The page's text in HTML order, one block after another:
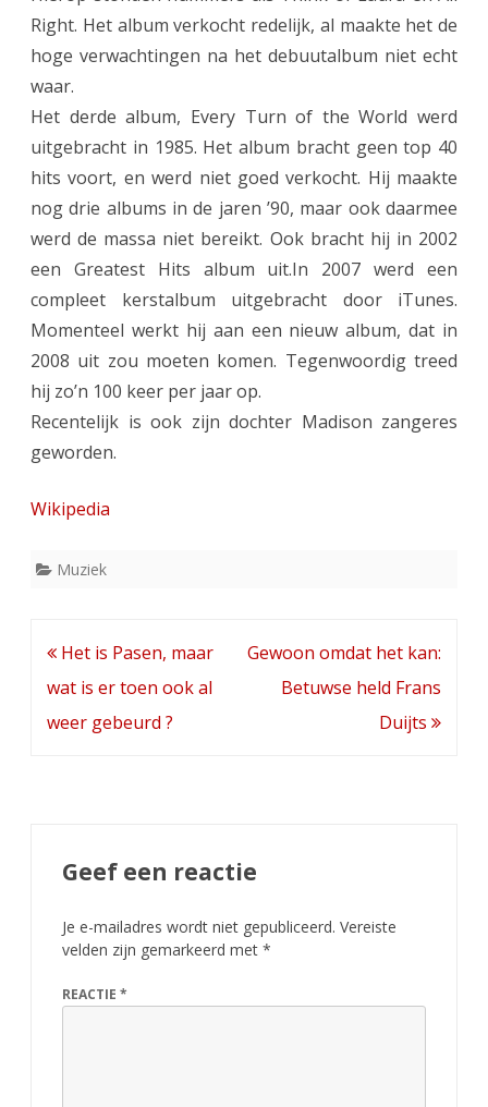
Right. Het album verkocht redelijk, al maakte het de
hoge verwachtingen na het debuutalbum niet echt
waar.
Het derde album, Every Turn of the World werd
uitgebracht in 1985. Het album bracht geen top 40
hits voort, en werd niet goed verkocht. Hij maakte
nog drie albums in de jaren ’90, maar ook daarmee
werd de massa niet bereikt. Ook bracht hij in 2002
een Greatest Hits album uit.In 2007 werd een
compleet kerstalbum uitgebracht door iTunes.
Momenteel werkt hij aan een nieuw album, dat in
2008 uit zou moeten komen. Tegenwoordig treed
hij zo’n 100 keer per jaar op.
Recentelijk is ook zijn dochter Madison zangeres
geworden.
Wikipedia
Muziek
Bericht
navigatie
Het is Pasen, maar
wat is er toen ook al
weer gebeurd ?
Gewoon omdat het kan:
Betuwse held Frans
Duijts
Geef een reactie
Je e-mailadres wordt niet gepubliceerd. Vereiste
velden zijn gemarkeerd met *
REACTIE *